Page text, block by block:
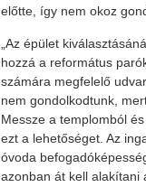
előtte, így nem okoz
„Az épület
hozzá a református
számára megfelelő
nem gondolkodtunk,
Messze a templomból
ezt a lehetőséget. Az
óvoda
azonban át kell alakítani